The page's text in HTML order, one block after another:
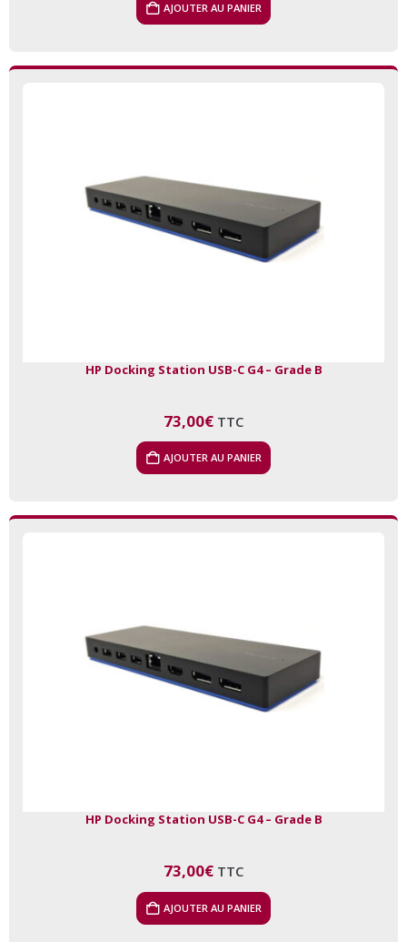
AJOUTER AU PANIER
HP Docking Station USB-C G4 – Grade B
73,00€ TTC
AJOUTER AU PANIER
HP Docking Station USB-C G4 – Grade B
73,00€ TTC
AJOUTER AU PANIER